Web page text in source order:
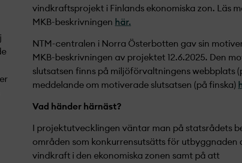
vindkraftsprojekt­ i Finlands ekonomiska zon. Läs
MKB-beskrivningen här.
NTM-centralen i Norra Österbotten gav sin
MKB-beskrivningen av projekt­et 12.6.2025. Den
slutsatsen finns på miljöförvaltningens webbplats
meddelande om motiverade slutsatsen (på finska)
Vad händer härnäst?
I projekt­utvecklingen väntar man på statsrådets
områden som konkurrensutsätts för utbyggnaden
vindkraft i den ekonomiska zonen samt på att